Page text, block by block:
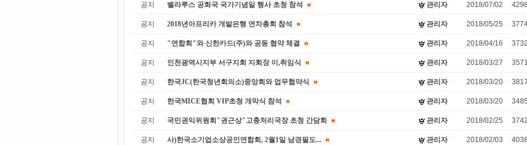
공지 벨라루스 공화국 국가기념일 행사 초청 참석 관리자 2018/07/02 4298
공지 2018년아프리카 개발은행 연차총회 참석 관리자 2018/05/25
공지 "연합회"와 신한카드(주)와 공동 협약 체결 관리자 2018/04/16 3732
공지 인천광역시지부 서구지회 지회장 이,취임식 관리자 2018/03/27 3571
공지 한국JC(한국청년회의소)중앙회와 업무협약식 관리자 2018/03/20 3817
공지 한국MICE협회 VIP초청 개막식 참석 관리자 2018/03/20 3485
공지 국민권익위원회"권근상"고충처리국장 초청 간담회 관리자 2018/02/25 3742
공지 사)한국소기업소상공인연합회, 2월1일 남경필도... 관리자 2018/02/03 4038